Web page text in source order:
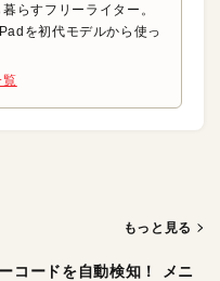
らすフリーライター。
を初代モデルから使っ
覧
もっと見る
コードを自動検知！ メニ